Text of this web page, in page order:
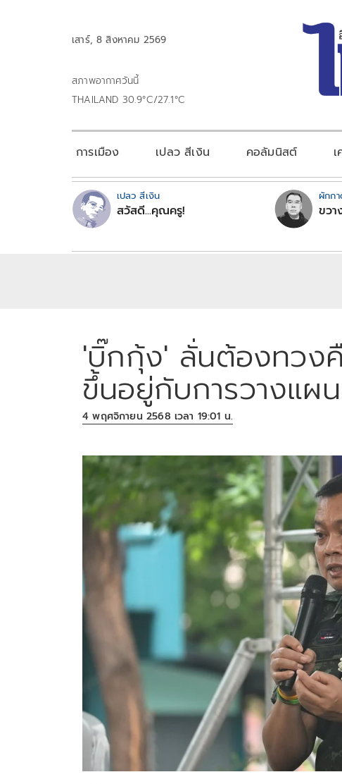
เสาร์, 8 สิงหาคม 2569
สภาพอากาศวันนี้
THAILAND 30.9°C/27.1°C
การเมือง เปลว สีเงิน คอลัมนิสต์
เปลว สีเงิน
สวัสดี...คุณครู!
ผักก
ขวา
'บิ๊กกุ้ง' ลั่นต้องทวง
ขึ้นอยู่กับการวางแผ
4 พฤศจิกายน 2568 เวลา 19:01 น.